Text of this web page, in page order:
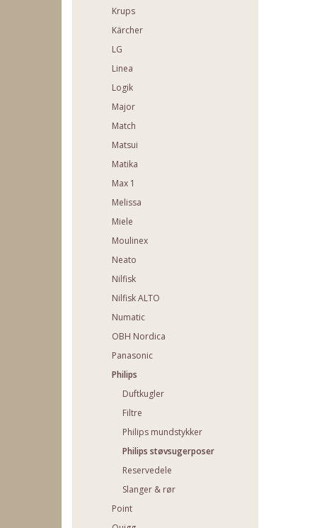
Krups
Kärcher
LG
Linea
Logik
Major
Match
Matsui
Matika
Max 1
Melissa
Miele
Moulinex
Neato
Nilfisk
Nilfisk ALTO
Numatic
OBH Nordica
Panasonic
Philips
Duftkugler
Filtre
Philips mundstykker
Philips støvsugerposer
Reservedele
Slanger & rør
Point